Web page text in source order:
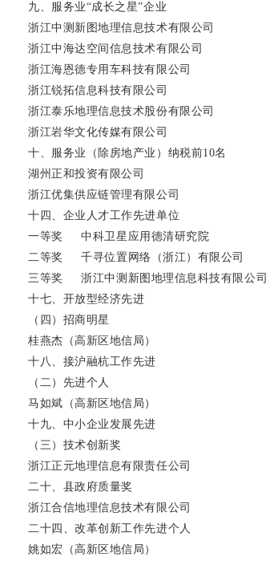
九、服务业“成长之星”企业
浙江中测新图地理信息技术有限公司
浙江中海达空间信息技术有限公司
浙江海恩德专用车科技有限公司
浙江锐拓信息科技有限公司
浙江泰乐地理信息技术股份有限公司
浙江岩华文化传媒有限公司
十、服务业（除房地产业）纳税前10名
湖州正和投资有限公司
浙江优集供应链管理有限公司
十四、企业人才工作先进单位
一等奖 中科卫星应用德清研究院
二等奖 千寻位置网络（浙江）有限公司
三等奖 浙江中测新图地理信息科技有限公司
十七、开放型经济先进
（四）招商明星
桂燕杰（高新区地信局）
十八、接沪融杭工作先进
（二）先进个人
马如斌（高新区地信局）
十九、中小企业发展先进
（三）技术创新奖
浙江正元地理信息有限责任公司
二十、县政府质量奖
浙江合信地理信息技术有限公司
二十四、改革创新工作先进个人
姚如宏（高新区地信局）